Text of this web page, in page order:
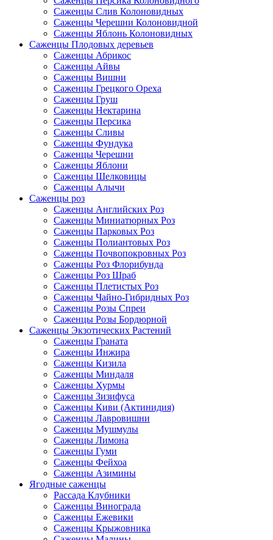
Саженцы Слив Колоновидных
Саженцы Черешни Колоновидной
Саженцы Яблонь Колоновидных
Саженцы Плодовых деревьев
Саженцы Абрикос
Саженцы Айвы
Саженцы Вишни
Саженцы Грецкого Ореха
Саженцы Груш
Саженцы Нектарина
Саженцы Персика
Саженцы Сливы
Саженцы Фундука
Саженцы Черешни
Саженцы Яблони
Саженцы Шелковицы
Саженцы Алычи
Саженцы роз
Саженцы Английских Роз
Саженцы Миниатюрных Роз
Саженцы Парковых Роз
Саженцы Полиантовых Роз
Саженцы Почвопокровных Роз
Саженцы Роз Флорибунда
Саженцы Роз Шраб
Саженцы Плетистых Роз
Саженцы Чайно-Гибридных Роз
Саженцы Розы Спреи
Саженцы Розы Бордюрной
Саженцы Экзотических Растений
Саженцы Граната
Саженцы Инжира
Саженцы Кизила
Саженцы Миндаля
Саженцы Хурмы
Саженцы Зизифуса
Саженцы Киви (Актинидия)
Саженцы Лавровишни
Саженцы Мушмулы
Саженцы Лимона
Саженцы Гуми
Саженцы Фейхоа
Саженцы Азимины
Ягодные саженцы
Рассада Клубники
Саженцы Винограда
Саженцы Ежевики
Саженцы Крыжовника